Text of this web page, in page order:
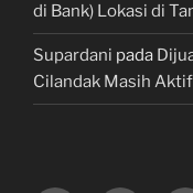
di Bank) Lokasi di
Supardani pada
Cilandak Masih